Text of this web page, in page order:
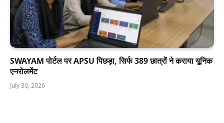
SWAYAM पोर्टल पर APSU पिछड़ा, सिर्फ 389 छात्रों ने कराया यूनिक
एनरोलमेंट
July 30, 2026